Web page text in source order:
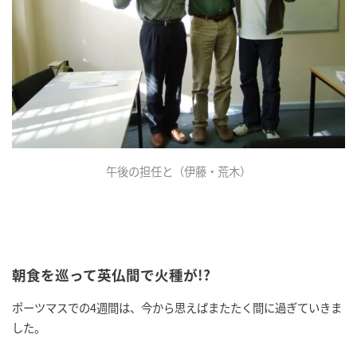
午後の担任と（伊藤・荒木）
朝食を巡って英仏間で火種が!?
ポーツマスでの4週間は、今から思えばまたたく間に過ぎていきま
した。